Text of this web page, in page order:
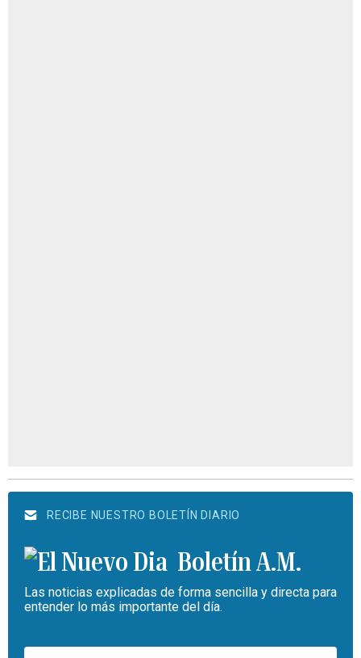
RECIBE NUESTRO BOLETÍN DIARIO
Boletín A.M.
Las noticias explicadas de forma sencilla y directa para
entender lo más importante del día.